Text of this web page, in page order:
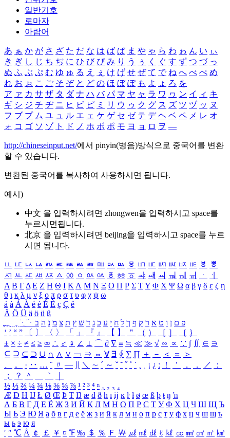
일반기호
로마자
아랍어
あ ぁ か が さ ざ た だ な は ば ぱ ま や ゃ ら わ ゎ ん い ぃ
き ぎ し じ ち ぢ に ひ び ぴ み り う ぅ く ぐ す ず つ づ っ
ぬ ふ ぶ ぷ む ゆ ゅ る え ぇ け げ せ ぜ て で ね へ べ ぺ め
れ お ぉ こ ご そ ぞ と ど の ほ ぼ ぽ も よ ょ ろ を
ア ァ カ サ ザ タ ダ ナ ハ バ パ マ ヤ ャ ラ ワ ヮ ン イ ィ キ
ギ シ ジ チ ヂ ニ ヒ ビ ピ ミ リ ウ ゥ ク グ ス ズ ツ ヅ ッ ヌ
フ ブ プ ム ユ ュ ル エ ェ ケ ゲ セ ゼ テ デ ヘ ベ ペ メ レ オ
ォ コ ゴ ソ ゾ ト ド ノ ホ ボ ポ モ ヨ ョ ロ ヲ ―
http://chineseinput.net/에서 pinyin(병음)방식으로 중국어를 변환
할 수 있습니다.
변환된 중국어를 복사하여 사용하시면 됩니다.
예시)
中文 을 입력하시려면 zhongwen을 입력하시고 space를
누르시면됩니다.
北京 을 입력하시려면 beijing을 입력하시고 space를 누르
시면 됩니다.
ㅥ ㅦ ㅧ ㅨ ㅩ ㅪ ㅫ ㅬ ㅭ ㅮ ㅯ ㅰ ㅱ ㅲ ㅳ ㅴ ㅵ ㅶ ㅷ ㅸ
ㅹ
ㅺ ㅻ ㅼ ㅽ ㅾ ㅿ ㆀ ㆁ ㆂ ㆃ ㆄ ㆅ ㆆ ㆇ ㆈ ㆉ ㆊ ㆋ ㆌ ㆍ
ㆎ
Α Β ΓΔ Ε Ζ Η Θ Ι ΚΛ Μ Ν Ξ Ο Π Ρ Σ ΤΥ Φ Χ Ψ Ω α β γ δ ε ζ η
θ ι κ λ μ ν ξ ο π ρ σ τ υ φ χ ψ ω
á à Á À é è É È ç Ç ê
Ä Ö Ü ä ö ü ß
ִֶֹ ֻּ ׁׂ פ ם ן ו ט א ר ק ף ך ל ח י ע כ ג ד ש ץ ת צ מ נ ה ב
‘ ’ “ ” 〔 〕 〈 〉 「 」 『 』 【 】 ＂ （ ） ［ ］ ｛ ｝
± × ÷ ≠ ≤ ≥ ∞ ∴ ♂ ♀ ∠ ⊥ ⌒ ∂ ∇ ≡ ≒ ≪ ≫ √ ∽ ∝ ∵ ∫ ∬ ∈ ∋
⊆ ⊇ ⊂ ⊃ ∪ ∩ ∧ ∨ ￢ ⇒ ⇔ ∀ ∃ ∮ ∑ ∏ ＋ － ＜ ＝
＞
、
。 · ‥ … ¨ 〃 ― ＼ ∼ ´ ～ ˇ ˘ ˝ ˚ ˙ ¸ ¡ ¿ ː ！ ＇ ， ． ／
：
；
？ ＾ ｀
½ ⅓ ⅔ ¼ ¾ ⅛ ⅜ ⅝ ⅞ ¹ ² ³ ⁴ ⁿ ₁ ₂ ₃ ₄
Æ Ð Ħ Ĳ Ł Ø Œ Þ Ŧ Ŋ æ đ ð ħ ı ĳ ĸ ŀ ł ø œ ß þ ŧ ŋ ŉ
А Б В Г Д Е Ё Ж З И Й К Л М Н О П Р С Т У Ф Х Ц Ч Ш Щ Ъ
Ы Ь Э Ю Я а б в г д е ё ж з и й к л м н о п р с т у ф х ц ч ш щ ъ
ы ь э ю я
′ ″ ℃ Å ￠ ￡ ￥ ¤ ℉ ‰ ＄ ％ Ｆ ￦ ㎕ ㎖ ㎗ ℓ ㎘ ㏄ ㎣ ㎤ ㎥ ㎦